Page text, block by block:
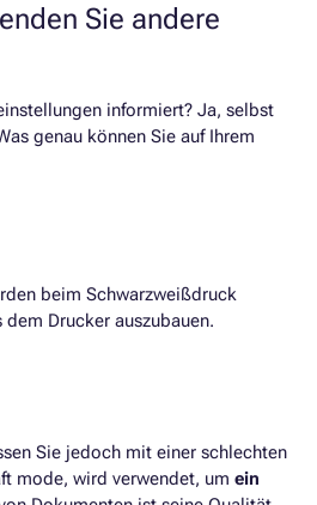
Sie andere
informiert? Ja, selbst
genau können Sie auf Ihrem
beim Schwarzweißdruck
Drucker auszubauen.
Sie jedoch mit einer schlechten
mode, wird verwendet, um ein